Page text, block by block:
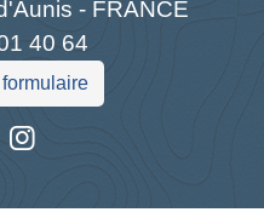
- FRANCE
40 64